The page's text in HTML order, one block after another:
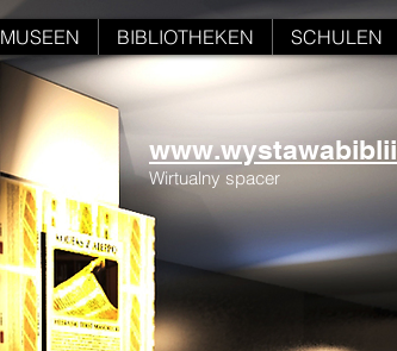
Wirtualny spacer
MUSEEN BIBLIOTHEKEN SCHULEN